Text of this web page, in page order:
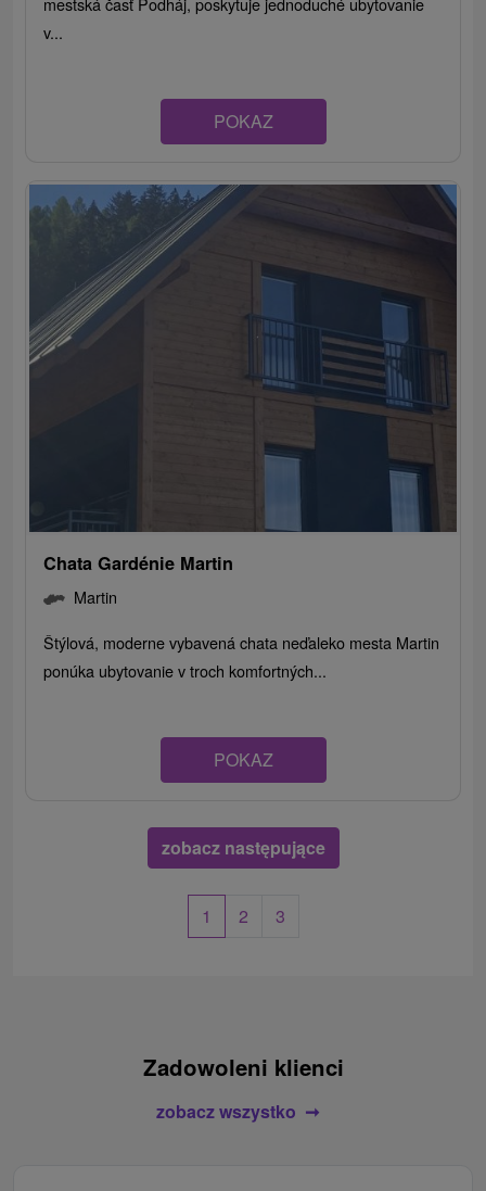
v...
POKAZ
Chata Gardénie Martin
Martin
Štýlová, moderne vybavená chata neďaleko mesta Martin
ponúka ubytovanie v troch komfortných...
POKAZ
zobacz następujące
1 2 3
Zadowoleni klienci
zobacz wszystko